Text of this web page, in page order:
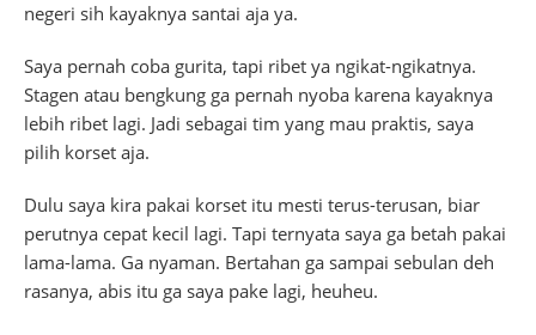
negeri sih kayaknya santai aja ya.
Saya pernah coba gurita, tapi ribet ya ngikat-ngikatnya.
Stagen atau bengkung ga pernah nyoba karena kayaknya
lebih ribet lagi. Jadi sebagai tim yang mau praktis, saya
pilih korset aja.
Dulu saya kira pakai korset itu mesti terus-terusan, biar
perutnya cepat kecil lagi. Tapi ternyata saya ga betah pakai
lama-lama. Ga nyaman. Bertahan ga sampai sebulan deh
rasanya, abis itu ga saya pake lagi, heuheu.